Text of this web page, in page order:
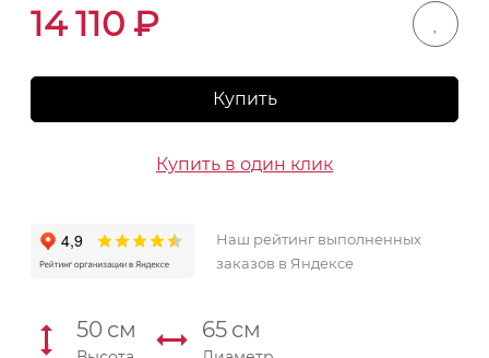
14 110 ₽
Купить
Купить в один клик
Наш рейтинг выполненных
заказов в Яндексе
50 см 65 см